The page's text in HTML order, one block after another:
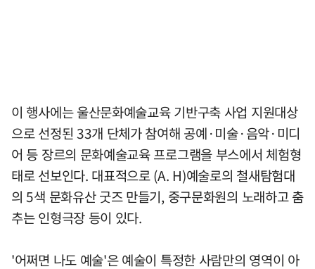
이 행사에는 울산문화예술교육 기반구축 사업 지원대상
으로 선정된 33개 단체가 참여해 공예·미술·음악·미디
어 등 장르의 문화예술교육 프로그램을 부스에서 체험형
태로 선보인다. 대표적으로 (A. H)예술로의 철새탐험대
의 5색 문화유산 굿즈 만들기, 중구문화원의 노래하고 춤
추는 인형극장 등이 있다.
'어쩌면 나도 예술'은 예술이 특정한 사람만의 영역이 아